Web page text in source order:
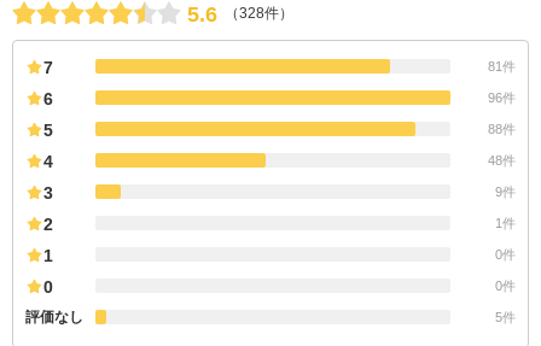
5.6 （328件）
7 81件
6 96件
5 88件
4 48件
3 9件
2 1件
1 0件
0 0件
評価なし 5件